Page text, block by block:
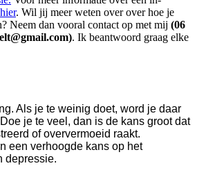
. Wil jij meer weten over over hoe je
Neem dan vooral contact op met mij (06
. Ik beantwoord graag elke
Als je te weinig doet, word je daar
je te veel, dan is de kans groot dat
of oververmoeid raakt.
een verhoogde kans op het
depressie.